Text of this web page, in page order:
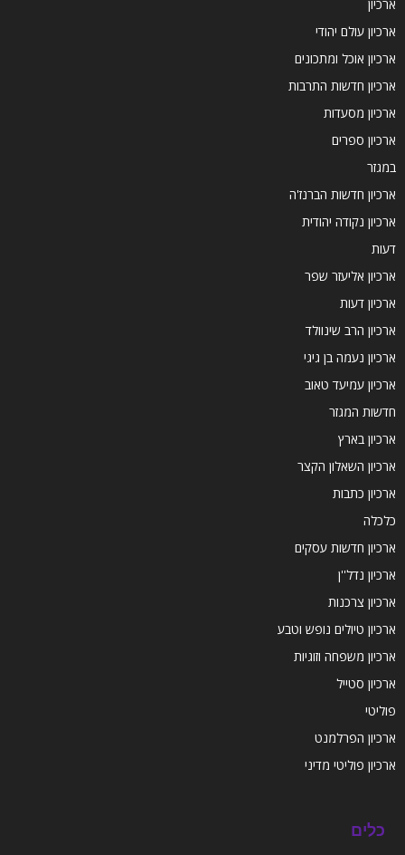
ארכיון
ארכיון עולם יהודי
ארכיון אוכל ומתכונים
ארכיון חדשות התרבות
ארכיון מסעדות
ארכיון ספרים
במגזר
ארכיון חדשות הברנז'ה
ארכיון נקודה יהודית
דעות
ארכיון אליעזר שפר
ארכיון דעות
ארכיון הרב שינוולד
ארכיון נעמה בן גיגי
ארכיון עמיעד טאוב
חדשות המגזר
ארכיון בארץ
ארכיון השאלון הקצר
ארכיון כתבות
כלכלה
ארכיון חדשות עסקים
ארכיון נדל''ן
ארכיון צרכנות
ארכיון טיולים נופש וטבע
ארכיון משפחה וזוגיות
ארכיון סטייל
פוליטי
ארכיון הפרלמנט
ארכיון פוליטי מדיני
כלים